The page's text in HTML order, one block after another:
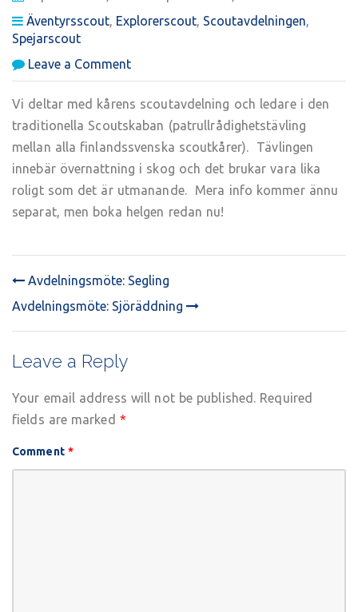
Äventyrsscout Explorerscout Scoutavdelningen
Spejarscout
Leave a Commenton
Scoutavdelningen:
Scoutskaban!
Vi deltar med kårens scoutavdelning och ledare i den
traditionella Scoutskaban (patrullrådighetstävling
mellan alla finlandssvenska scoutkårer). Tävlingen
innebär övernattning i skog och det brukar vara lika
roligt som det är utmanande. Mera info kommer ännu
separat, men boka helgen redan nu!
POST
NAVIGATION
Avdelningsmöte: Segling
Avdelningsmöte: Sjöräddning
Leave a Reply
Your email address will not be published.
Required
fields are marked *
Comment *